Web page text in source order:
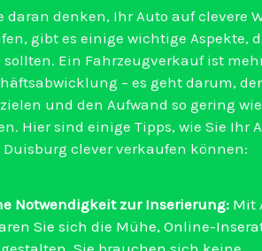
daran denken, Ihr Auto auf clevere
gibt es einige wichtige Aspekte,
sollten. Ein Fahrzeugverkauf ist
– es geht darum,
und den Aufwand so gering
Hier sind einige Tipps, wie Sie Ihr
Duisburg clever verkaufen können:
Notwendigkeit zur Inserierung: Mit
Sie sich die Mühe, Online-